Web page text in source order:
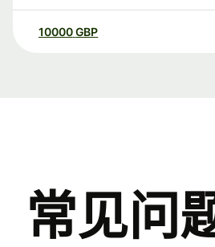
10000 GBP
常见问